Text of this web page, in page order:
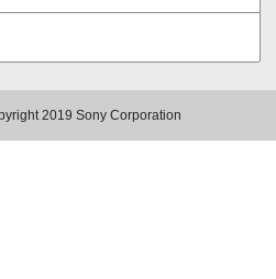
2019 Sony Corporation